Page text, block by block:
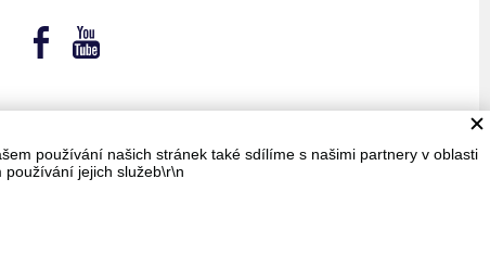
používání našich stránek také sdílíme s našimi partnery v oblasti
jejich služeb\r\n